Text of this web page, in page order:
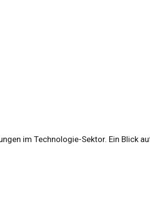
im Technologie-Sektor. Ein Blick